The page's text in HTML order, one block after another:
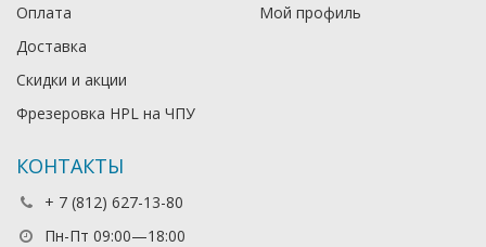
Оплата
Доставка
Скидки и акции
Фрезеровка HPL на ЧПУ
Мой профиль
КОНТАКТЫ
+ 7 (812) 627-13-80
Пн-Пт 09:00—18:00